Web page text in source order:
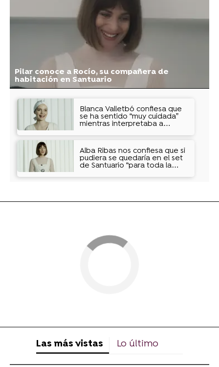
Pilar conoce a Rocío, su compañera de
habitación en Santuario
Blanca Valletbó confiesa que
se ha sentido “muy cuidada”
mientras interpretaba a
Alba Ribas nos confiesa que si
pudiera se quedaría en el set
de Santuario “para toda la
Las más vistas Lo último